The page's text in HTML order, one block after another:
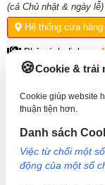
Cookie & trải
Cookie giúp website
thuận tiện hơn.
Danh sách
Việc từ chối một
động của một số
(cả Chủ nhật & ngày lễ)
Hệ thống cửa hàng
Phản ánh dịch vụ:
THÔNG TIN HỖ
VỀ VIỆN DI ĐỘNG